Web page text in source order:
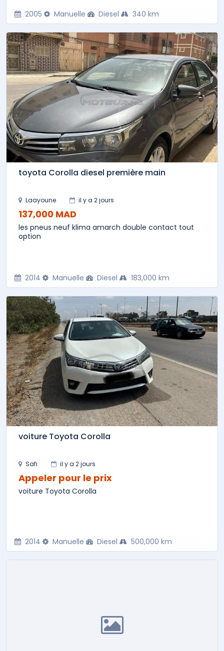
2005 Manuelle Diesel 340 km
toyota Corolla diesel première main
Laayoune il y a 2 jours
137,000 MAD
les pneus neuf klima amarch double contact tout
option
2014 Manuelle Diesel 183,000 km
voiture Toyota Corolla
Safi il y a 2 jours
Appeler pour le prix
voiture Toyota Corolla
2014 Manuelle Diesel 500,000 km